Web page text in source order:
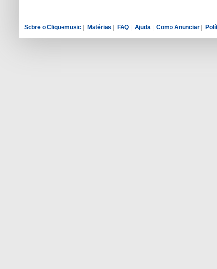
Sobre o Cliquemusic | Matérias | FAQ | Ajuda | Como Anunciar |